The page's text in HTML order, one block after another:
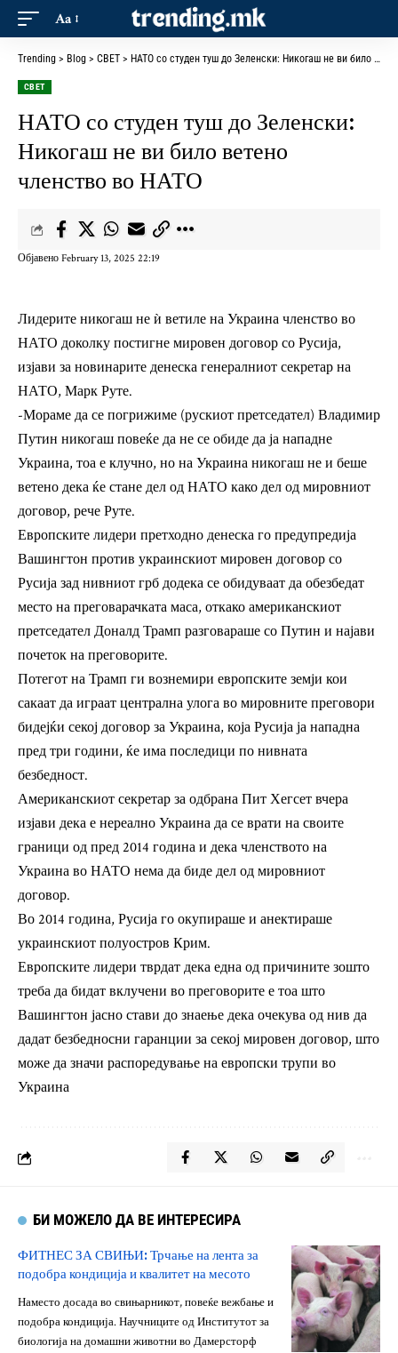
Aa
Trending > Blog > СВЕТ > НАТО со студен туш до Зеленски: Никогаш не ви било ветено членство во НАТО
СВЕТ
НАТО со студен туш до Зеленски:
Никогаш не ви било ветено
членство во НАТО
Објавено February 13, 2025 22:19
Лидерите никогаш не ѝ ветиле на Украина членство во
НАТО доколку постигне мировен договор со Русија,
изјави за новинарите денеска генералниот секретар на
НАТО, Марк Руте.
-Мораме да се погрижиме (рускиот претседател) Владимир
Путин никогаш повеќе да не се обиде да ја нападне
Украина, тоа е клучно, но на Украина никогаш не и беше
ветено дека ќе стане дел од НАТО како дел од мировниот
договор, рече Руте.
Европските лидери претходно денеска го предупредија
Вашингтон против украинскиот мировен договор со
Русија зад нивниот грб додека се обидуваат да обезбедат
место на преговарачката маса, откако американскиот
претседател Доналд Трамп разговараше со Путин и најави
почеток на преговорите.
Потегот на Трамп ги вознемири европските земји кои
сакаат да играат централна улога во мировните преговори
бидејќи секој договор за Украина, која Русија ја нападна
пред три години, ќе има последици по нивната
безбедност.
Американскиот секретар за одбрана Пит Хегсет вчера
изјави дека е нереално Украина да се врати на своите
граници од пред 2014 година и дека членството на
Украина во НАТО нема да биде дел од мировниот
договор.
Во 2014 година, Русија го окупираше и анектираше
украинскиот полуостров Крим.
Европските лидери тврдат дека една од причините зошто
треба да бидат вклучени во преговорите е тоа што
Вашингтон јасно стави до знаење дека очекува од нив да
дадат безбедносни гаранции за секој мировен договор, што
може да значи распоредување на европски трупи во
Украина
БИ МОЖЕЛО ДА ВЕ ИНТЕРЕСИРА
ФИТНЕС ЗА СВИЊИ: Трчање на лента за
подобра кондиција и квалитет на месото
Наместо досада во свињарникот, повеќе вежбање и
подобра кондиција. Научниците од Институтот за
биологија на домашни животни во Дамерсторф